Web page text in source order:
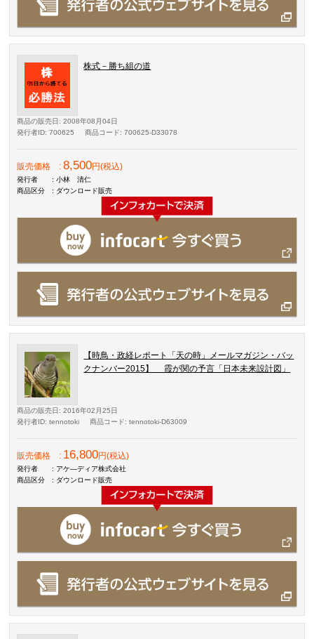
株式－勝ち組の道
商品の販売日 : 2008年08月04日
発行者ID: 700625 商品コード: 700625-D33078
販売価格 :8,500円(税込)
発行者
: 小林 清仁
商品区分
: ダウンロード販売
【時鳥・政経レポート「天の時」メールマガジン・バッ
クナンバー2015】 霞が関の予言「日本未来設計図」
商品の販売日 : 2016年02月25日
発行者ID: tennotoki 商品コード: tennotoki-D63009
販売価格 : 16,800円(税込)
発行者
: アケ―ディア株式会社
商品区分
: ダウンロード販売